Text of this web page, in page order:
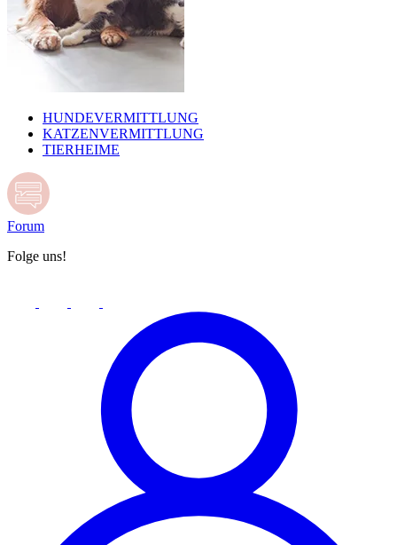
HUNDEVERMITTLUNG
KATZENVERMITTLUNG
TIERHEIME
Forum
Folge uns!